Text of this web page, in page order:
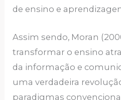
de ensino e
Assim sendo, Moran
transformar o ensino
da informação e
uma verdadeira
paradigmas